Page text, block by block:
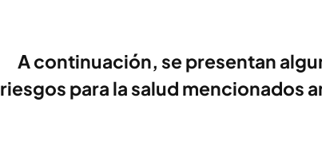
A continuación, se presentan
riesgos para la salud mencionados